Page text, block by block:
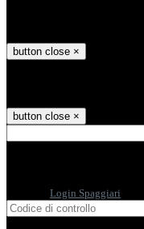
button close ×
button close ×
Login Spaggiari